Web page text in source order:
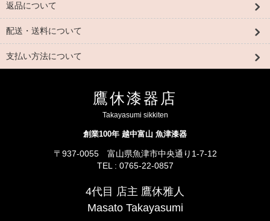
返品について
配送・送料について
支払い方法について
鷹休漆器店
Takayasumi sikkiten
創業100年 越中富山 魚津漆器
〒937-0055 富山県魚津市中央通り1-7-12
TEL : 0765-22-0857
4代目 店主 鷹休雅人
Masato Takayasumi